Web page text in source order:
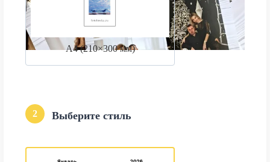
А4 (210×300 мм)
2 Выберите стиль